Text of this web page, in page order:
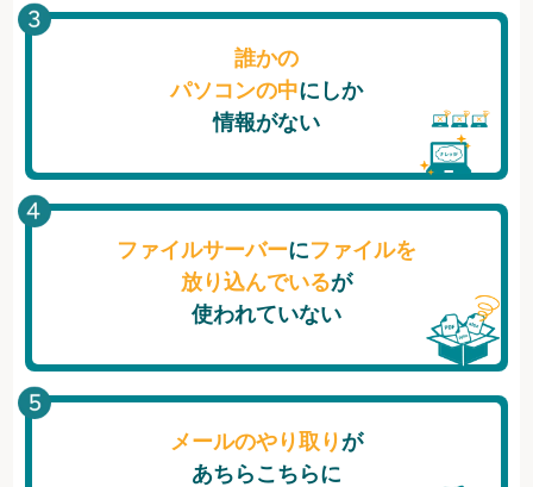
誰かの
パソコンの中にしか
情報がない
ファイルサーバーにファイルを
放り込んでいるが
使われていない
メールのやり取り が
あちらこちらに